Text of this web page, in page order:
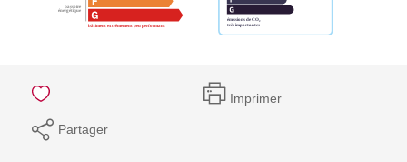
Imprimer
Partager